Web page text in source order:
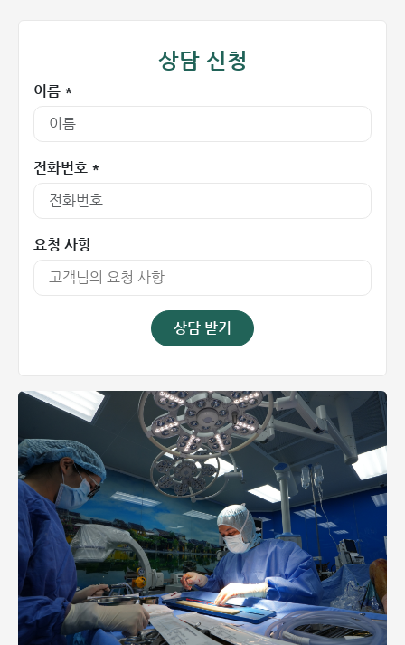
상담 신청
이름 *
전화번호 *
요청 사항
상담 받기